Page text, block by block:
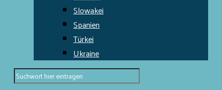
Slowakei
Spanien
Türkei
Ukraine